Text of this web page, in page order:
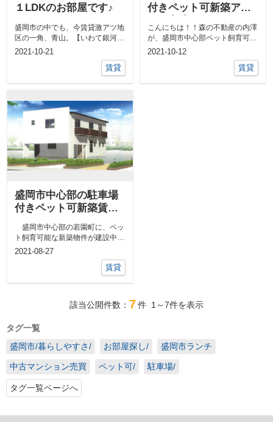
１LDKのお部屋です♪
盛岡市の中でも、今賃貸激アツ地
区の一角、青山。【いわて銀河鉄
道線 青山駅】の利便性に伴い、
2021-10-21
賃貸
付きペット可新築アパ
こんにちは！！森の不動産の内澤
が、盛岡市中心部ペット飼育可能
な新築賃貸【Fukkou House】
2021-10-12
賃貸
盛岡市中心部の駐車場
付きペット可新築賃貸
盛岡市中心部の若園町に、ペッ
ト飼育可能な新築物件が建設中で
す♪盛岡市の中心部若園町です
2021-08-27
賃貸
該当公開件数： 7件 1～7件を表示
タグ一覧
盛岡市/暮らしやすさ/
お部屋探し/ 盛岡市ランチ
中古マンション売買 ペット可/ 駐車場/
タグ一覧ページへ